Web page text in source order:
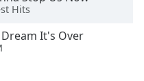
Hits
It's Over